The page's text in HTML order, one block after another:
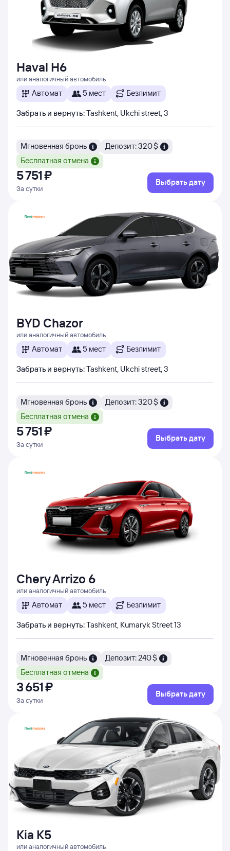
Haval H6
или аналогичный автомобиль
Автомат 5 мест Безлимит
Забрать и вернуть:Tashkent, Ukchi street, 3
Мгновенная бронь
Депозит: 320 $
Бесплатная отмена
5 ⁠751 ⁠₽
За сутки
Выбрать дату
BYD Chazor
или аналогичный автомобиль
Автомат 5 мест Безлимит
Забрать и вернуть:Tashkent, Ukchi street, 3
Мгновенная бронь
Депозит: 320 $
Бесплатная отмена
5 ⁠751 ⁠₽
За сутки
Выбрать дату
Chery Arrizo 6
или аналогичный автомобиль
Автомат 5 мест Безлимит
Забрать и вернуть:Tashkent, Kumaryk Street 13
Мгновенная бронь
Депозит: 240 $
Бесплатная отмена
3 ⁠651 ⁠₽
За сутки
Выбрать дату
Kia K5
или аналогичный автомобиль